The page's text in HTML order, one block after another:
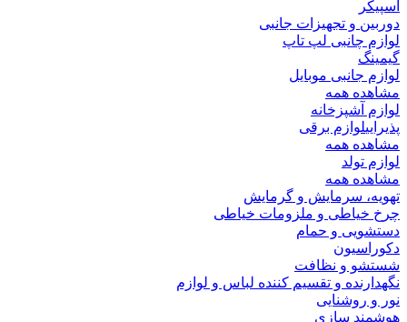
اسپیکر
دوربین و تجهیزات جانبی
لوازم چانبی لپ تاپ
گیمینگ
لوازم جانبی موبایل
مشاهده همه
لوازم آشپزخانه
پذیراییلوازم برقی
مشاهده همه
لوازم تولد
مشاهده همه
تهویه، سرمایش و گرمایش
چرخ خیاطی و ملزومات خیاطی
دستشویی و حمام
دکوراسیون
شستشو و نظافت
نگهدارنده و تقسیم کننده لباس و لوازم
نور و روشنایی
هوشمند سازی